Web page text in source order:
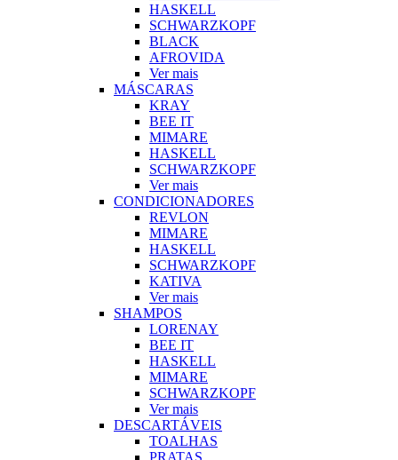
HASKELL
SCHWARZKOPF
BLACK
AFROVIDA
Ver mais
MÁSCARAS
KRAY
BEE IT
MIMARE
HASKELL
SCHWARZKOPF
Ver mais
CONDICIONADORES
REVLON
MIMARE
HASKELL
SCHWARZKOPF
KATIVA
Ver mais
SHAMPOS
LORENAY
BEE IT
HASKELL
MIMARE
SCHWARZKOPF
Ver mais
DESCARTÁVEIS
TOALHAS
PRATAS